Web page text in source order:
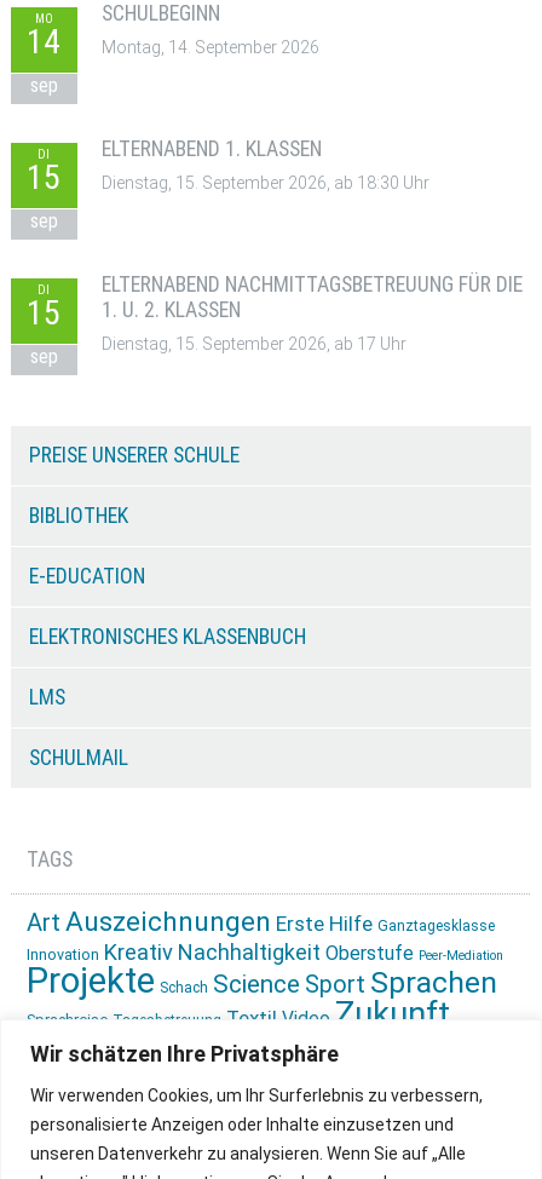
Wir schätzen Ihre Privatsphäre
Wir verwenden Cookies, um Ihr Surferlebnis zu verbessern,
personalisierte Anzeigen oder Inhalte einzusetzen und
unseren Datenverkehr zu analysieren. Wenn Sie auf „Alle
MO
14
sep
SCHULBEGINN
Montag, 14. September 2026
DI
15
sep
ELTERNABEND 1. KLASSEN
Dienstag, 15. September 2026, ab 18:30 Uhr
DI
15
sep
ELTERNABEND NACHMITTAGSBETREUUNG FÜR DIE
1. U. 2. KLASSEN
Dienstag, 15. September 2026, ab 17 Uhr
PREISE UNSERER SCHULE
BIBLIOTHEK
E-EDUCATION
ELEKTRONISCHES KLASSENBUCH
LMS
SCHULMAIL
TAGS
Art Auszeichnungen Erste Hilfe Ganztagesklasse
Innovation Kreativ Nachhaltigkeit Oberstufe Peer-Mediation
Projekte Schach Science Sport Sprachen
Sprachreise Tagesbetreuung Textil Video Zukunft
gestalten Ökologie